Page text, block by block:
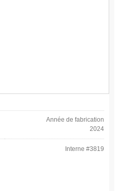
Année de fabrication
2024
Interne #3819